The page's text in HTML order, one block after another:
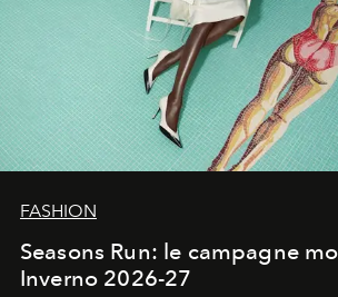
FASHION
Seasons Run: le campagne
Inverno 2026-27